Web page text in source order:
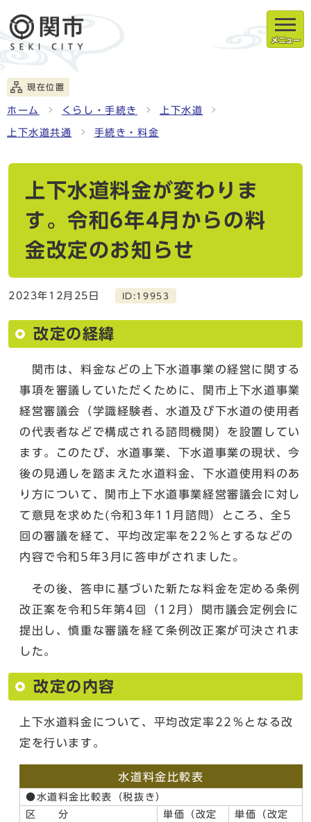
メニュー
現在位置
ホーム くらし・手続き 上下水道
上下水道共通 手続き・料金
上下水道料金が変わりま
す。令和6年4月からの料
金改定のお知らせ
2023年12月25日 ID:19953
改定の経緯
関市は、料金などの上下水道事業の経営に関する
事項を審議していただくために、関市上下水道事業
経営審議会（学識経験者、水道及び下水道の使用者
の代表者などで構成される諮問機関）を設置してい
ます。このたび、水道事業、下水道事業の現状、今
後の見通しを踏まえた水道料金、下水道使用料のあ
り方について、関市上下水道事業経営審議会に対し
て意見を求めた(令和3年11月諮問）ところ、全5
回の審議を経て、平均改定率を22％とするなどの
内容で令和5年3月に答申がされました。
その後、答申に基づいた新たな料金を定める条例
改正案を令和5年第4回（12月）関市議会定例会に
提出し、慎重な審議を経て条例改正案が可決されま
した。
改定の内容
上下水道料金について、平均改定率22％となる改
定を行います。
水道料金比較表
●水道料金比較表（税抜き）
区 分
単価（改定
単価（改定